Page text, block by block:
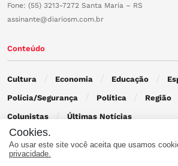
Fone: (55) 3213-7272 Santa Maria – RS
assinante@diariosm.com.br
Conteúdo
Cultura Economia Educação
Polícia/Segurança Política Região
Colunistas Últimas Notícias
Contato
Cookies.
Ao usar este site você aceita que usamos
privacidade.